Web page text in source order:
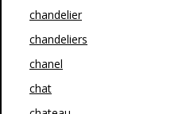
chandelier
chandeliers
chanel
chat